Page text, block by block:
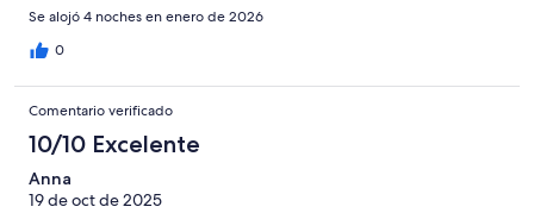
Se alojó 4 noches en enero de 2026
0
Comentario verificado
10/10 Excelente
Anna
19 de oct de 2025